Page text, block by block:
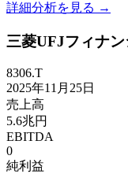
詳細分析を見る →
三菱UFJフィナ
8306.T
2025年11月25日
売上高
5.6兆円
EBITDA
0
純利益